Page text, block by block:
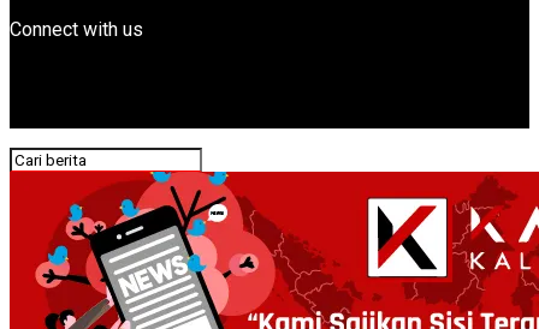
Connect with us